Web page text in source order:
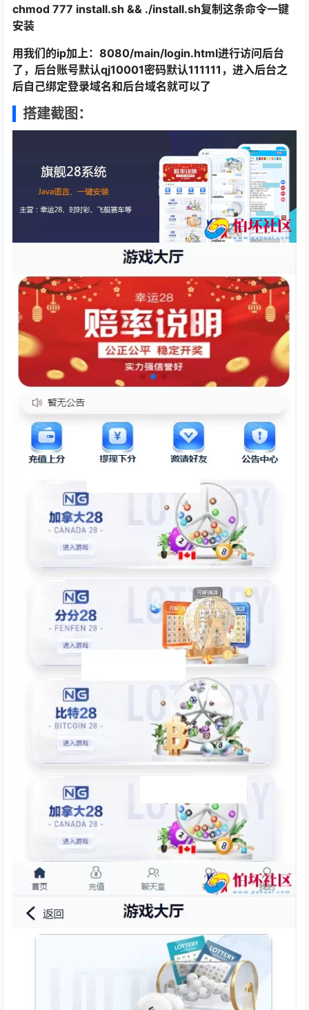
chmod 777 install.sh && ./install.sh复制这条命令一键
安装
用我们的ip加上：8080/main/login.html进行访问后台
了，后台账号默认qj10001密码默认111111，进入后台之
后自己绑定登录域名和后台域名就可以了
搭建截图：